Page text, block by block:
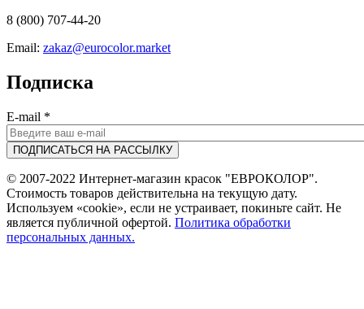
8 (800) 707-44-20
Email: zakaz@eurocolor.market
Подписка
E-mail *
© 2007-2022 Интернет-магазин красок "ЕВРОКОЛОР".
Стоимость товаров действительна на текущую дату.
Используем «cookie», если не устраивает, покиньте сайт. Не
является публичной офертой. Политика обработки
персональных данных.